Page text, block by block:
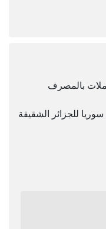
بالمصرف
للجزائر الشقيقة